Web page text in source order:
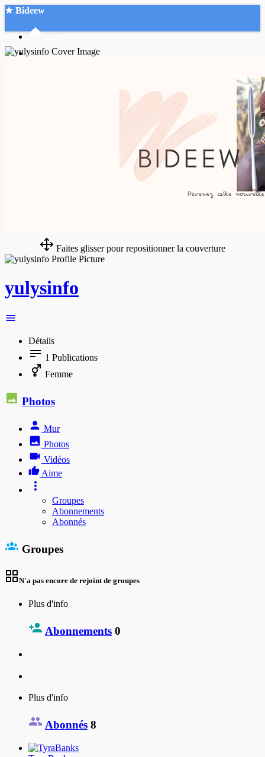
★ Bideew
Faites glisser pour repositionner la couverture
yulysinfo
Détails
1 Publications
Femme
Photos
Mur
Photos
Vidéos
Aime
Groupes
Abonnements
Abonnés
Groupes
N'a pas encore de rejoint de groupes
Plus d'info
Abonnements 0
Plus d'info
Abonnés 8